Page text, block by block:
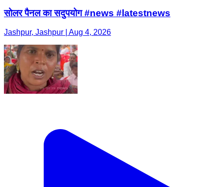
सोलर पैनल का सदुपयोग #news #latestnews
Jashpur, Jashpur | Aug 4, 2026